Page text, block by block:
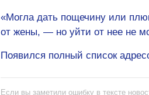
«Могла дать пощечину или
от жены, — но уйти от нее не
Появился полный список
Если вы заметили ошибку в тексте